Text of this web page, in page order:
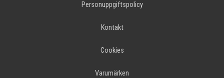
Personuppgiftspolicy
Kontakt
Cookies
Varumärken